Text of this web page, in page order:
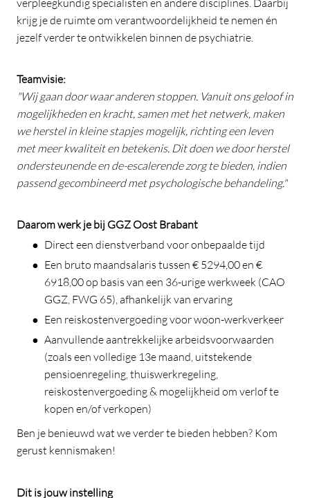
krijg je de ruimte om verantwoordelijkheid te nemen én
jezelf verder te ontwikkelen binnen de psychiatrie.
Teamvisie:
"Wij gaan door waar anderen stoppen. Vanuit ons geloof in
mogelijkheden en kracht, samen met het netwerk, maken
we herstel in kleine stapjes mogelijk, richting een leven
met meer kwaliteit en betekenis. Dit doen we door herstel
ondersteunende en de-escalerende zorg te bieden, indien
passend gecombineerd met psychologische behandeling."
Daarom werk je bij GGZ Oost Brabant
Direct een dienstverband voor onbepaalde tijd
Een bruto maandsalaris tussen € 5294,00 en €
6918,00 op basis van een 36-urige werkweek (CAO
GGZ, FWG 65), afhankelijk van ervaring
Een reiskostenvergoeding voor woon-werkverkeer
Aanvullende aantrekkelijke arbeidsvoorwaarden
(zoals een volledige 13e maand, uitstekende
pensioenregeling, thuiswerkregeling,
reiskostenvergoeding & mogelijkheid om verlof te
kopen en/of verkopen)
Ben je benieuwd wat we verder te bieden hebben? Kom
gerust kennismaken!
Dit is jouw instelling